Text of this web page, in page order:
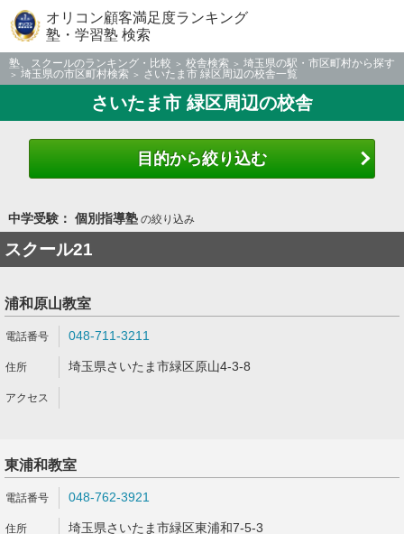
オリコン顧客満足度ランキング
塾・学習塾 検索
塾、スクールのランキング・比較 校舎検索
埼玉県の駅・市区町村から探す
埼玉県の市区町村検索
さいたま市 緑区周辺の校舎一覧
さいたま市 緑区周辺の校舎
目的から絞り込む
中学受験： 個別指導塾の絞り込み
スクール21
浦和原山教室
048-711-3211
埼玉県さいたま市緑区原山4-3-8
東浦和教室
048-762-3921
埼玉県さいたま市緑区東浦和7-5-3